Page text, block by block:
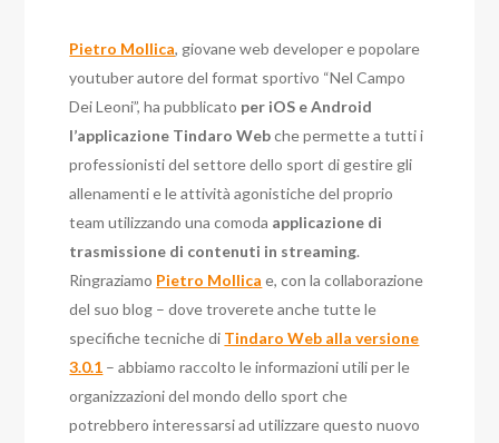
Pietro Mollica, giovane web developer e popolare
youtuber autore del format sportivo “Nel Campo
Dei Leoni”, ha pubblicato per iOS e Android
l’applicazione Tindaro Webche permette a tutti i
professionisti del settore dello sport di gestire gli
allenamenti e le attività agonistiche del proprio
team utilizzando una comoda applicazione di
trasmissione di contenuti in streaming.
Ringraziamo Pietro Mollica e, con la collaborazione
del suo blog – dove troverete anche tutte le
specifiche tecniche di Tindaro Web alla versione
3.0.1 – abbiamo raccolto le informazioni utili per le
organizzazioni del mondo dello sport che
potrebbero interessarsi ad utilizzare questo nuovo